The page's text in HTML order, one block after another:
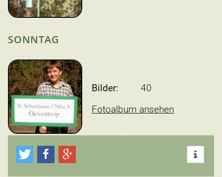
SONNTAG
Bilder:
40
Fotoalbum ansehen